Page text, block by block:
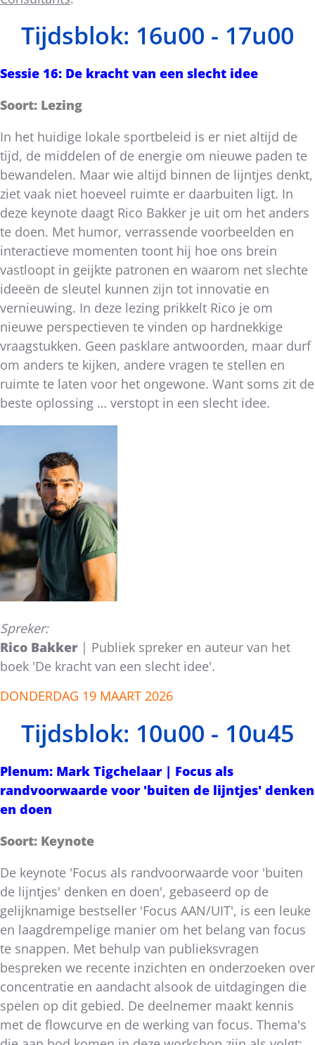
Tijdsblok: 16u00 - 17u00
Sessie 16: De kracht van een slecht idee
Soort: Lezing
In het huidige lokale sportbeleid is er niet altijd de
tijd, de middelen of de energie om nieuwe paden te
bewandelen. Maar wie altijd binnen de lijntjes denkt,
ziet vaak niet hoeveel ruimte er daarbuiten ligt. In
deze keynote daagt Rico Bakker je uit om het anders
te doen. Met humor, verrassende voorbeelden en
interactieve momenten toont hij hoe ons brein
vastloopt in geijkte patronen en waarom net slechte
ideeën de sleutel kunnen zijn tot innovatie en
vernieuwing. In deze lezing prikkelt Rico je om
nieuwe perspectieven te vinden op hardnekkige
vraagstukken. Geen pasklare antwoorden, maar durf
om anders te kijken, andere vragen te stellen en
ruimte te laten voor het ongewone. Want soms zit de
beste oplossing … verstopt in een slecht idee.
Spreker:
Rico Bakker | Publiek spreker en auteur van het
boek 'De kracht van een slecht idee'.
DONDERDAG 19 MAART 2026
Tijdsblok: 10u00 - 10u45
Plenum: Mark Tigchelaar | Focus als
randvoorwaarde voor 'buiten de lijntjes' denken
en doen
Soort: Keynote
De keynote 'Focus als randvoorwaarde voor 'buiten
de lijntjes' denken en doen', gebaseerd op de
gelijknamige bestseller 'Focus AAN/UIT', is een leuke
en laagdrempelige manier om het belang van focus
te snappen. Met behulp van publieksvragen
bespreken we recente inzichten en onderzoeken over
concentratie en aandacht alsook de uitdagingen die
spelen op dit gebied. De deelnemer maakt kennis
met de flowcurve en de werking van focus. Thema's